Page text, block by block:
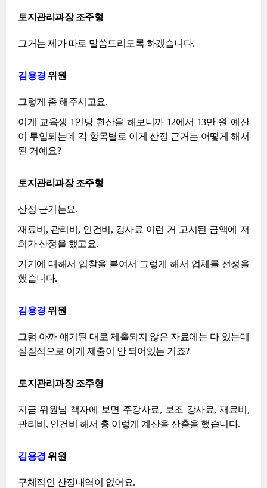
토지관리과장 조주형
그거는 제가 따로 말씀드리도록 하겠습니다.
김용경 위원
그렇게 좀 해주시고요.
이게 교육생 1인당 환산을 해보니까 12에서 13만 원 예산
이 투입되는데 각 항목별로 이게 산정 근거는 어떻게 해서
된 거예요?
토지관리과장 조주형
산정 근거는요.
재료비, 관리비, 인건비, 강사료 이런 거 고시된 금액에 저
희가 산정을 했고요.
거기에 대해서 입찰을 붙여서 그렇게 해서 업체를 선정을
했습니다.
김용경 위원
그럼 아까 얘기된 대로 제출되지 않은 자료에는 다 있는데
실질적으로 이게 제출이 안 되어있는 거죠?
토지관리과장 조주형
지금 위원님 책자에 보면 주강사료, 보조 강사료, 재료비,
관리비, 인건비 해서 총 이렇게 계산을 산출을 했습니다.
김용경 위원
구체적인 산정내역이 없어요.